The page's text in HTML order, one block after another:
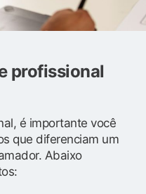
profissional
é importante você
que diferenciam um
Abaixo